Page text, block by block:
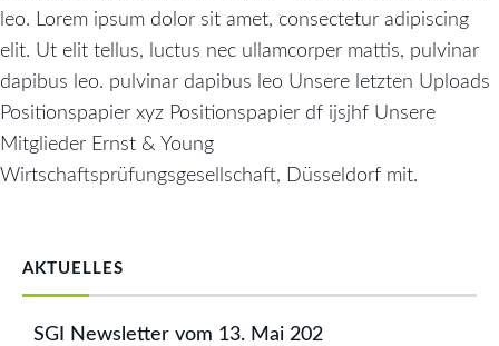
leo. Lorem ipsum dolor sit amet, consectetur adipiscing
elit. Ut elit tellus, luctus nec ullamcorper mattis, pulvinar
dapibus leo. pulvinar dapibus leo Unsere letzten Uploads
Positionspapier xyz Positionspapier df ijsjhf Unsere
Mitglieder Ernst & Young
Wirtschaftsprüfungsgesellschaft, Düsseldorf mit.
AKTUELLES
SGI Newsletter vom 13. Mai 202